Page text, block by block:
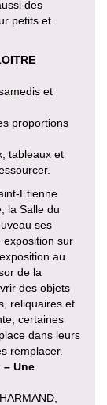
des
petits et
et
proportions
tableaux et
Etienne
la Salle du
ses
exposition sur
au
de la
des objets
reliquaires et
certaines
dans leurs
remplacer.
Une